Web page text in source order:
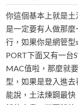
你這個基本上就是
是一定要有人做那
行，如果你是網管
PORT下面又有一台
MAC值啦，那麼就
型，如果是登入進
能說，土法煉鋼最快